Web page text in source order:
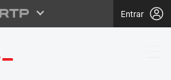
Entrar